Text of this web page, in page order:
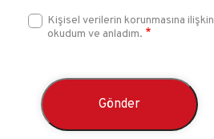
Kişisel verilerin korunmasına ilişkin
okudum ve anladım.